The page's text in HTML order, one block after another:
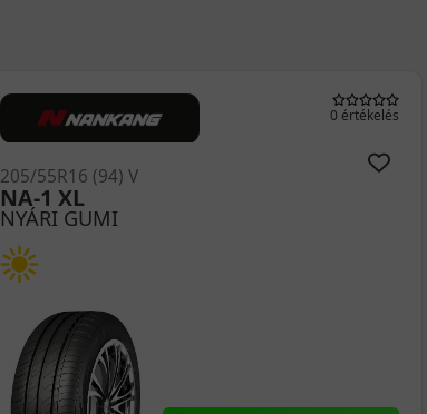
0 értékelés
NYÁRI GUMI
H12 RXMotion
205/55R16 (91) V